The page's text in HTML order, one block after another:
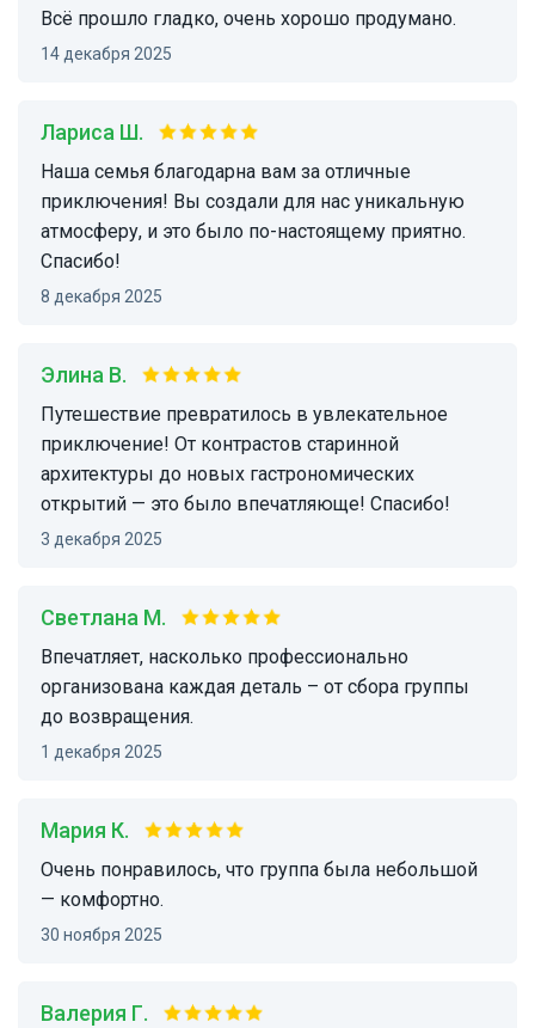
Всё прошло гладко, очень хорошо продумано.
14 декабря 2025
Лариса Ш.
Наша семья благодарна вам за отличные
приключения! Вы создали для нас уникальную
атмосферу, и это было по-настоящему приятно.
Спасибо!
8 декабря 2025
Элина В.
Путешествие превратилось в увлекательное
приключение! От контрастов старинной
архитектуры до новых гастрономических
открытий — это было впечатляюще! Спасибо!
3 декабря 2025
Светлана М.
Впечатляет, насколько профессионально
организована каждая деталь – от сбора группы
до возвращения.
1 декабря 2025
Мария К.
Очень понравилось, что группа была небольшой
— комфортно.
30 ноября 2025
Валерия Г.